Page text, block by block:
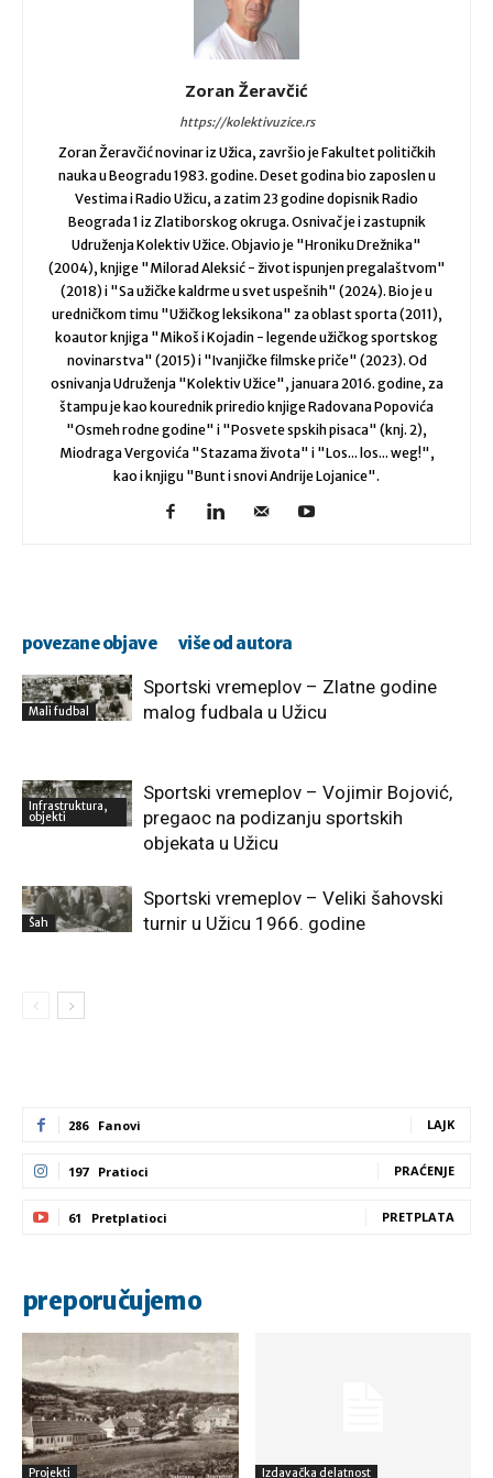
Zoran Žeravčić
https://kolektivuzice.rs
Zoran Žeravčić novinar iz Užica, završio je Fakultet političkih
nauka u Beogradu 1983. godine. Deset godina bio zaposlen u
Vestima i Radio Užicu, a zatim 23 godine dopisnik Radio
Beograda 1 iz Zlatiborskog okruga. Osnivač je i zastupnik
Udruženja Kolektiv Užice. Objavio je "Hroniku Drežnika"
(2004), knjige "Milorad Aleksić - život ispunjen pregalaštvom"
(2018) i "Sa užičke kaldrme u svet uspešnih" (2024). Bio je u
uredničkom timu "Užičkog leksikona" za oblast sporta (2011),
koautor knjiga "Mikoš i Kojadin - legende užičkog sportskog
novinarstva" (2015) i "Ivanjičke filmske priče" (2023). Od
osnivanja Udruženja "Kolektiv Užice", januara 2016. godine, za
štampu je kao kourednik priredio knjige Radovana Popovića
"Osmeh rodne godine" i "Posvete spskih pisaca" (knj. 2),
Miodraga Vergovića "Stazama života" i "Los... los... weg!",
kao i knjigu "Bunt i snovi Andrije Lojanice".
povezane objave više od autora
Mali fudbal
Sportski vremeplov – Zlatne godine
malog fudbala u Užicu
Infrastruktura,
objekti
Sportski vremeplov – Vojimir Bojović,
pregaoc na podizanju sportskih
objekata u Užicu
Šah
Sportski vremeplov – Veliki šahovski
turnir u Užicu 1966. godine
286 Fanovi LAJK
197 Pratioci PRAĆENJE
61 Pretplatioci PRETPLATA
preporučujemo
Projekti Izdavačka delatnost